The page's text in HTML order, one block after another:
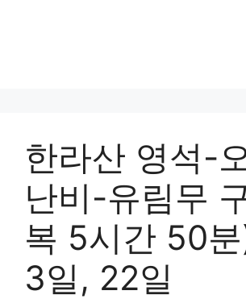
한라산 영석-
난비-유림무
복 5시간 50
3일, 22일